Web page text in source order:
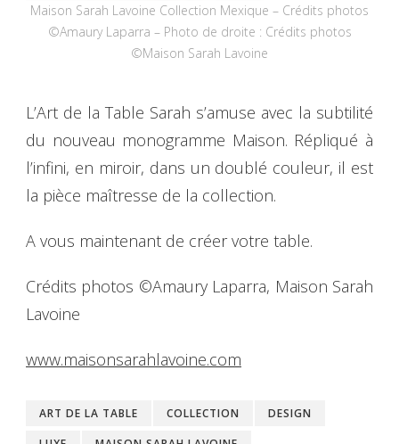
Maison Sarah Lavoine Collection Mexique – Crédits photos
©Amaury Laparra – Photo de droite : Crédits photos
©Maison Sarah Lavoine
L’Art de la Table Sarah s’amuse avec la subtilité
du nouveau monogramme Maison. Répliqué à
l’infini, en miroir, dans un doublé couleur, il est
la pièce maîtresse de la collection.
A vous maintenant de créer votre table.
Crédits photos ©Amaury Laparra, Maison Sarah
Lavoine
www.maisonsarahlavoine.com
ART DE LA TABLE COLLECTION
DESIGN